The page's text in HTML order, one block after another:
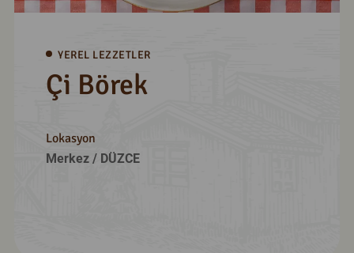
YEREL LEZZETLER
Çi Börek
Lokasyon
Merkez / DÜZCE